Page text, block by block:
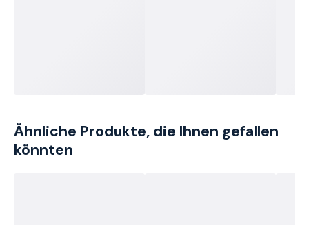
Ähnliche Produkte, die Ihnen gefallen
könnten